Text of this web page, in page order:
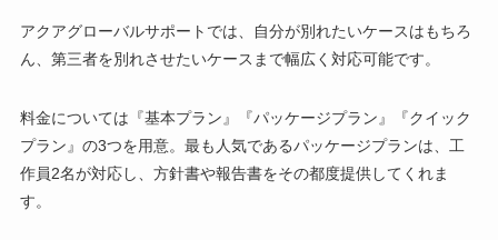
アクアグローバルサポートでは、自分が別れたいケースはもちろ
ん、第三者を別れさせたいケースまで幅広く対応可能です。
料金については『基本プラン』『パッケージプラン』『クイック
プラン』の3つを用意。最も人気であるパッケージプランは、工
作員2名が対応し、方針書や報告書をその都度提供してくれま
す。